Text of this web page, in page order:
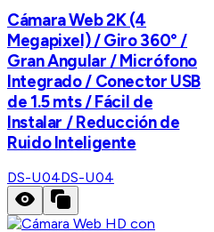
Cámara Web 2K (4
Megapixel) / Giro 360° /
Gran Angular / Micrófono
Integrado / Conector USB
de 1.5 mts / Fácil de
Instalar / Reducción de
Ruido Inteligente
DS-U04DS-U04